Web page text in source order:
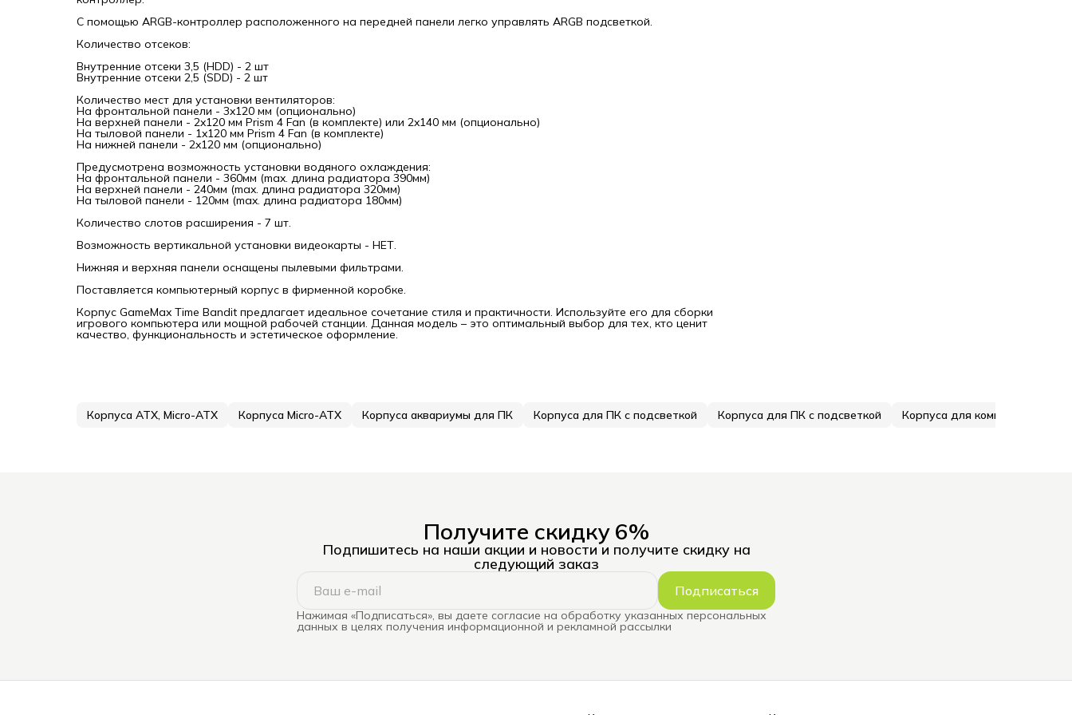
модель – это оптимальный выбор для тех, кто ценит качество,
функциональность и эстетическое оформление.
С помощью ARGB-контроллер расположенного на передней панели легко управлять ARGB подсветкой.
Количество отсеков:
Внутренние отсеки 3,5 (HDD) - 2 шт
Внутренние отсеки 2,5 (SDD) - 2 шт
Количество мест для установки вентиляторов:
На фронтальной панели - 3x120 мм (опционально)
На верхней панели - 2x120 мм Prism 4 Fan (в комплекте) или 2x140 мм (опционально)
На тыловой панели - 1x120 мм Prism 4 Fan (в комплекте)
На нижней панели - 2x120 мм (опционально)
Предусмотрена возможность установки водяного охлаждения:
На фронтальной панели - 360мм (max. длина радиатора 390мм)
На верхней панели - 240мм (max. длина радиатора 320мм)
На тыловой панели - 120мм (max. длина радиатора 180мм)
Количество слотов расширения - 7 шт.
Возможность вертикальной установки видеокарты - НЕТ.
Нижняя и верхняя панели оснащены пылевыми фильтрами.
Поставляется компьютерный корпус в фирменной коробке.
Корпус GameMax Time Bandit предлагает идеальное сочетание стиля и практичности. Используйте его для сборки
игрового компьютера или мощной рабочей станции. Данная модель – это оптимальный выбор для тех, кто ценит
качество, функциональность и эстетическое оформление.
Корпуса ATX, Micro-ATX Корпуса Micro-ATX Корпуса аквариумы для ПК Корпуса для ПК с подсветкой Корпуса для ПК с подсветкой Корпуса для компьютеров
Получите скидку 6%
Подпишитесь на наши акции и новости и получите скидку на
следующий заказ
Подписаться
Нажимая «Подписаться», вы даете согласие на обработку указанных персональных
данных в целях получения информационной и рекламной рассылки